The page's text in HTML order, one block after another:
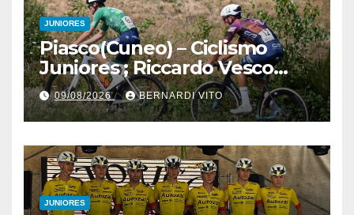
JUNIORES
Piasco(Cuneo) – Ciclismo
Juniores ; Riccardo Vesco
(Guerrini-Senaghese) al
fotofinish su Gugnino (UC
Piasco) e Jedrysek (SC
Fagnano Nuova)
09/08/2026 BERNARDI VITO
JUNIORES